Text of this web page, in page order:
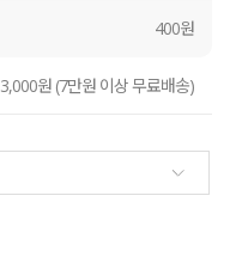
400원
3,000원 (7만원 이상 무료배송)